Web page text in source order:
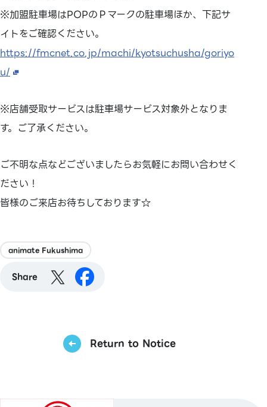
※加盟駐車場はPOPのＰマークの駐車場ほか、下記サ
イトをご確認ください。
https://fmcnet.co.jp/machi/kyotsuchusha/goriyo
u/
※店舗受取サービスは駐車場サービス対象外となりま
す。ご了承ください。
ご不明な点などございましたらお気軽にお問い合わせく
ださい！
皆様のご来店お待ちしております☆
animate Fukushima
Share
Return to Notice